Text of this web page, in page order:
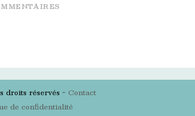
droits réservés - Contact
de confidentialité